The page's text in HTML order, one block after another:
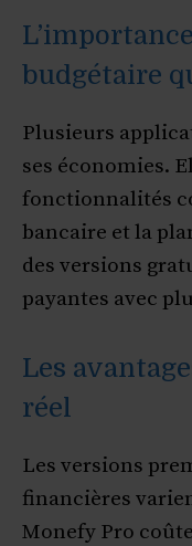
budgétaire
Plusieurs
ses économies.
fonctionnalités
bancaire et la
des versions
payantes avec
Les
réel
Les versions
financières
Monefy Pro